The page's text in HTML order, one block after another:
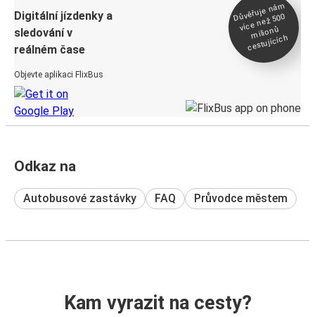
Digitální jízdenky a
sledování v
reálném čase
Objevte aplikaci FlixBus
Důvěřuje ná
m
více než 500
milionů
cestujících
Odkaz na
Autobusové zastávky FAQ Průvodce městem
Kam vyrazit na cesty?